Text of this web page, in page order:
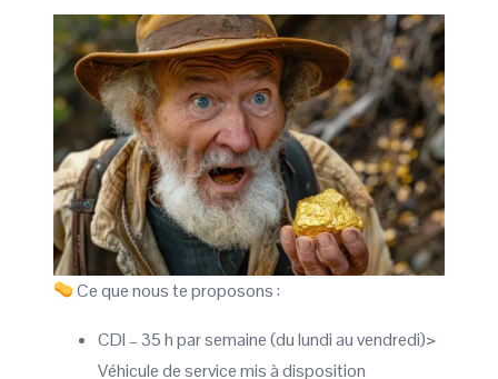
Ce que nous te proposons :
CDI – 35 h par semaine (du lundi au vendredi)>
Véhicule de service mis à disposition